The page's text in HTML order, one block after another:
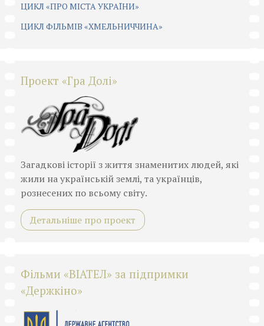
ЦИКЛ «ПРО МІСТА УКРАЇНИ»
ЦИКЛ ФІЛЬМІВ «ХМЕЛЬНИЧЧИНА»
Проект «Гра Долі»
Загадкові історії з життя знаменитих людей, які
жили на українській землі, та українців,
рознесених по всьому світу.
Детальніше про проект
Фільми «ВІАТЕЛ» за підпримки
«Держкіно»